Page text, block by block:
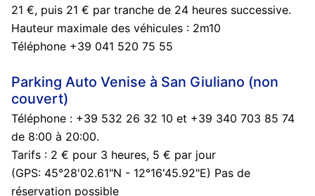
21 €, puis 21 € par tranche de 24 heures successive.
Hauteur maximale des véhicules : 2m10
Téléphone +39 041 520 75 55
Parking Auto Venise à San Giuliano (non
couvert)
Téléphone : +39 532 26 32 10 et +39 340 703 85 74
de 8:00 à 20:00.
Tarifs : 2 € pour 3 heures, 5 € par jour
(GPS: 45°28'02.61"N - 12°16'45.92"E) Pas de
réservation possible